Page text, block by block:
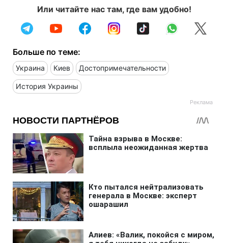
Или читайте нас там, где вам удобно!
Больше по теме:
Украина Киев Достопримечательности
История Украины